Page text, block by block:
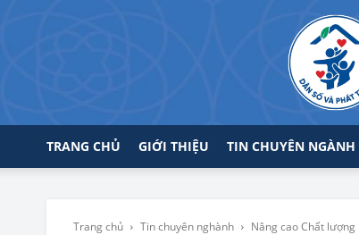
TRANG CHỦ GIỚI THIỆU TIN CHUYÊN NGÀNH
Trang chủ Tin chuyên nghành Nâng cao Chất lượng